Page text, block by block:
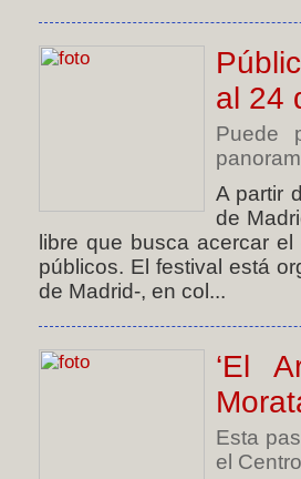
al 24
Puede
A partir
de
libre que busca acercar
públicos. El festival está
de Madrid-, en col...
‘El
Esta
el